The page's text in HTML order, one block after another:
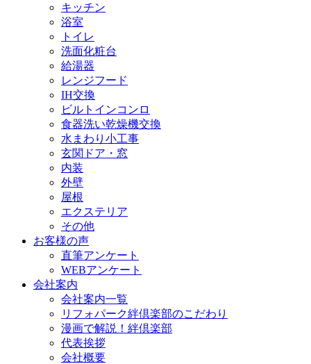
キッチン
浴室
トイレ
洗面化粧台
給湯器
レンジフード
IH交換
ビルトインコンロ
食器洗い乾燥機交換
水まわり小工事
玄関ドア・窓
内装
外壁
屋根
エクステリア
その他
お客様の声
直筆アンケート
WEBアンケート
会社案内
会社案内一覧
リフォパーク絆倶楽部のこだわり
漫画で解説！絆倶楽部
代表挨拶
会社概要